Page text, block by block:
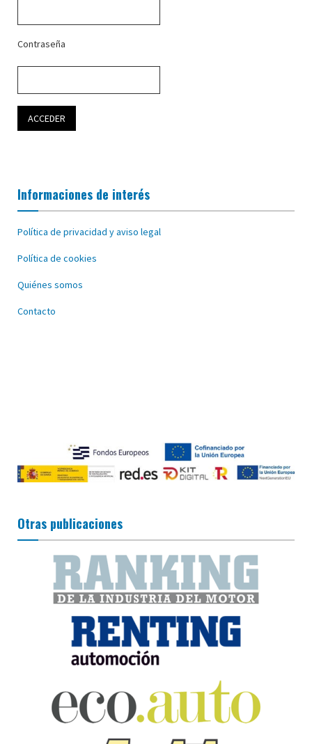
Contraseña
Informaciones de interés
Política de privacidad y aviso legal
Política de cookies
Quiénes somos
Contacto
Otras publicaciones